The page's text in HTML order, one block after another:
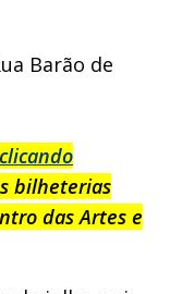
Barão de
clicando
bilheterias
das Artes e